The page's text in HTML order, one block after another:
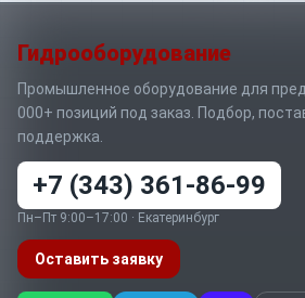
Гидрооборудование
Промышленное оборудование для
000+ позиций под заказ. Подбор,
поддержка.
+7 (343) 361-86-99
Пн–Пт 9:00–17:00 · Екатеринбург
Оставить заявку